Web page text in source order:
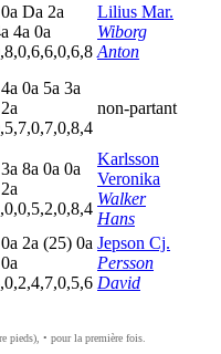
0a Da 2a
a 4a 0a
Lilius Mar.
Wiborg
Anton
4a 0a 5a 3a
2a
non-partant
3a 8a 0a 0a
2a
Karlsson
Veronika
Walker
Hans
0a 2a (25) 0a
0a
Jepson Cj.
Persson
David
pieds), • pour la première fois.